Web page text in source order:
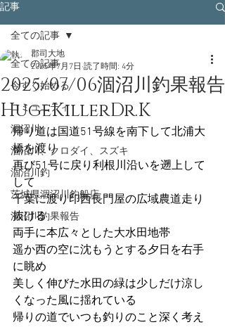
記事
全ての記事
今すぐ始める
コミュニティ
涸沼川
涸沼川、クロダイ、スズキ
涸沼川釣
茨城県涸沼川釣船店
涸沼川釣果報告
全ての記事
2025/07/06涸沼川釣果報告
HugeKillerDr.K
郡司大地
2025年7月7日 読了時間: 4分
帰り道は国道51号線を南下して北浦大
橋を渡り
再び51号に戻り利根川沿いを遡上して
して
千葉に渡り印西長門屋の広域農道走り
抜ける
両手に本広々とした大水田地帯
遥か西の空に沈もうとする夕日を右手
に眺め
美しく伸びた水田の緑は少しだけ涼し
くなった風に揺れている
帰りの道でいつも釣りのこと深く考え